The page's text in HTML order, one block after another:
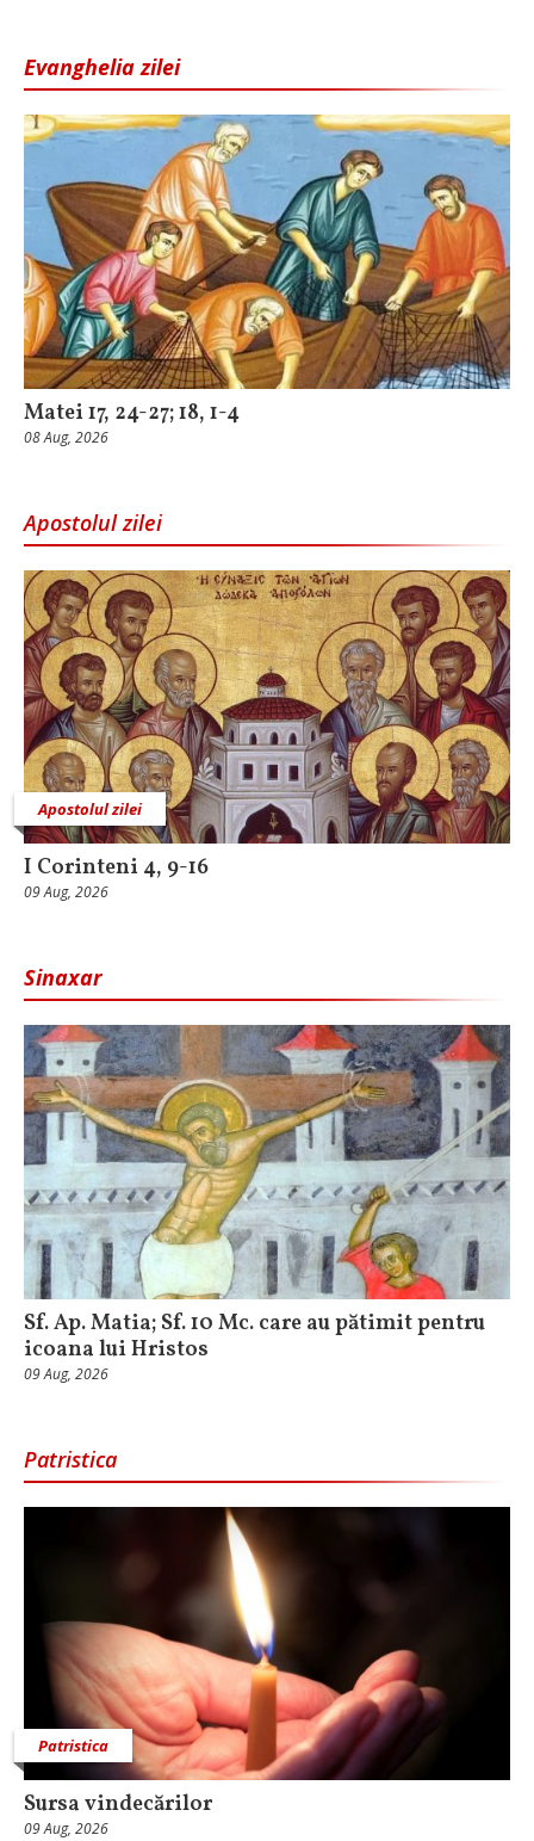
Evanghelia zilei
Matei 17, 24-27; 18, 1-4
08 Aug, 2026
Apostolul zilei
Apostolul zilei
I Corinteni 4, 9-16
09 Aug, 2026
Sinaxar
Sf. Ap. Matia; Sf. 10 Mc. care au pătimit pentru
icoana lui Hristos
09 Aug, 2026
Patristica
Patristica
Sursa vindecărilor
09 Aug, 2026